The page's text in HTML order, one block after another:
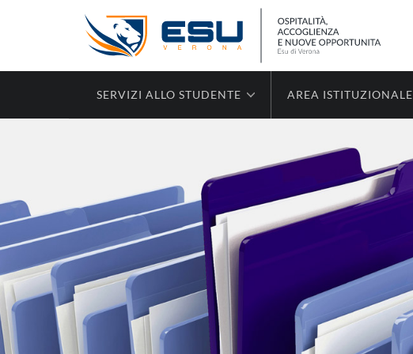
SERVIZI ALLO STUDENTE AREA ISTITUZIONALE